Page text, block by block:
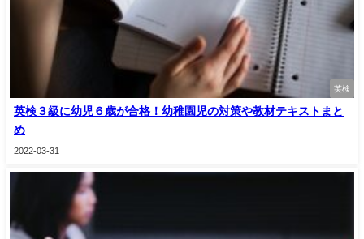
英検
英検３級に幼児６歳が合格！幼稚園児の対策や教材テキストまと
め
2022-03-31